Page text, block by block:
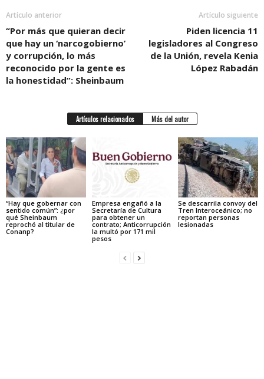
Artículo anterior
“Por más que quieran decir
que hay un ‘narcogobierno’
y corrupción, lo más
reconocido por la gente es
la honestidad”: Sheinbaum
Artículo siguiente
Piden licencia 11
legisladores al Congreso
de la Unión, revela Kenia
López Rabadán
Artículos relacionados Más del autor
“Hay que gobernar con
sentido común”: ¿por
qué Sheinbaum
reprochó al titular de
Conanp?
Empresa engañó a la
Secretaría de Cultura
para obtener un
contrato; Anticorrupción
la multó por 171 mil
pesos
Se descarrila convoy del
Tren Interoceánico; no
reportan personas
lesionadas